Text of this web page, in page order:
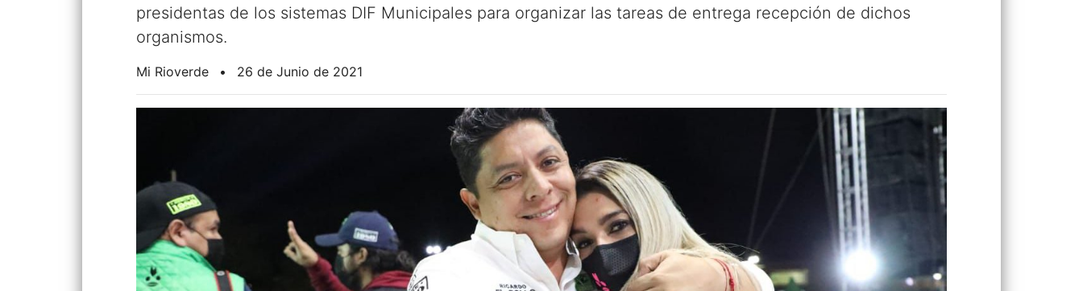
presidentas de los sistemas DIF Municipales para organizar las tareas de entrega recepción de dichos
organismos.
Mi Rioverde • 26 de Junio de 2021